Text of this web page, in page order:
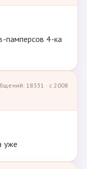
памперсов 4-ка
18331 · с 2008
уже